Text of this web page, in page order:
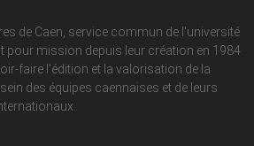
de Caen, service commun de l'université
pour mission depuis leur création en 1984
faire l'édition et la valorisation de la
des équipes caennaises et de leurs